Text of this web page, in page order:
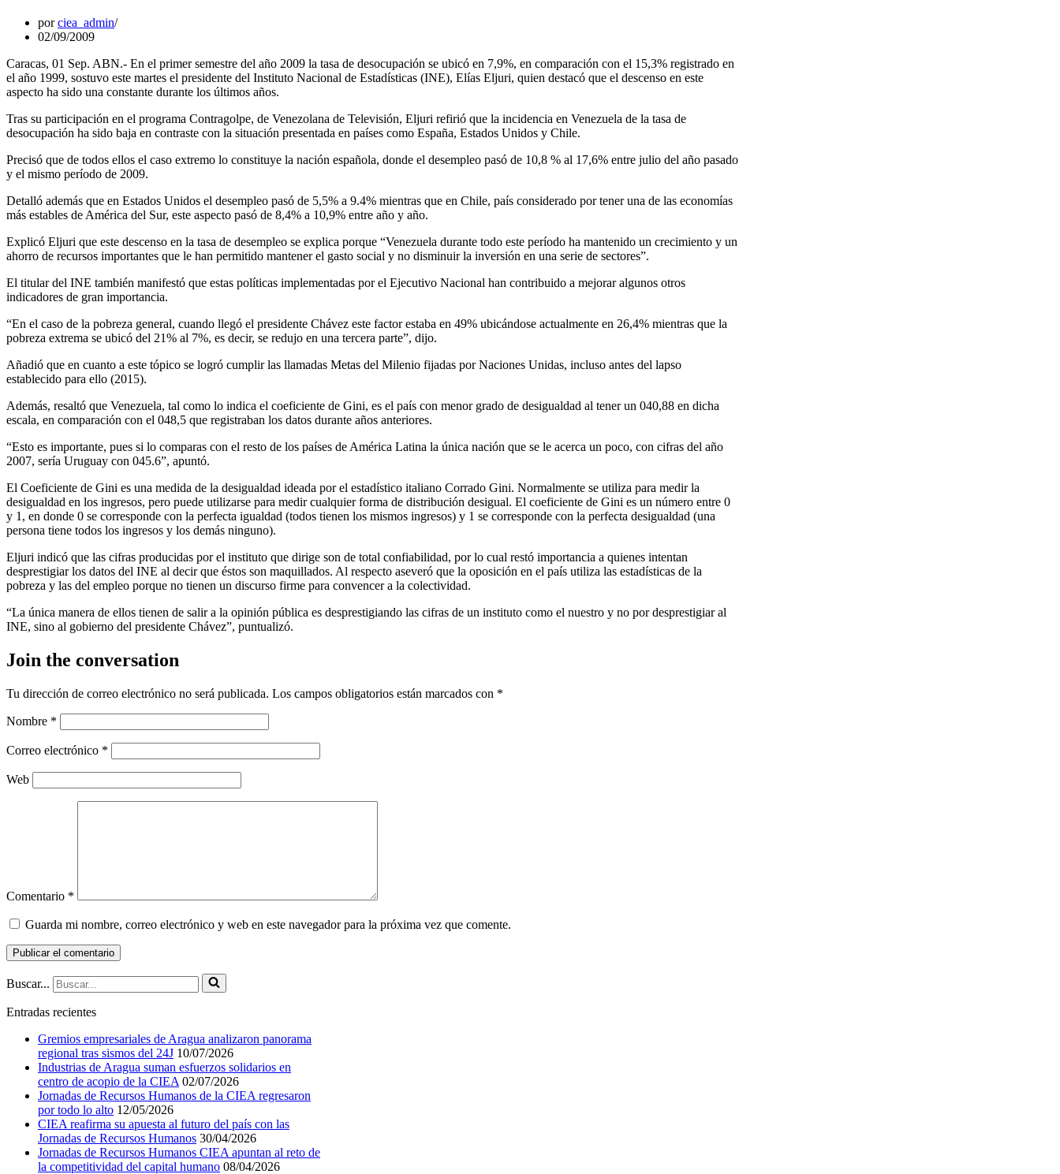
porciea_admin
02/09/2009
Caracas, 01 Sep. ABN.- En el primer semestre del año 2009 la tasa de desocupación se ubicó en 7,9%, en comparación con el 15,3% registrado en
el año 1999, sostuvo este martes el presidente del Instituto Nacional de Estadísticas (INE), Elías Eljuri, quien destacó que el descenso en este
aspecto ha sido una constante durante los últimos años.
Tras su participación en el programa Contragolpe, de Venezolana de Televisión, Eljuri refirió que la incidencia en Venezuela de la tasa de
desocupación ha sido baja en contraste con la situación presentada en países como España, Estados Unidos y Chile.
Precisó que de todos ellos el caso extremo lo constituye la nación española, donde el desempleo pasó de 10,8 % al 17,6% entre julio del año pasado
y el mismo período de 2009.
Detalló además que en Estados Unidos el desempleo pasó de 5,5% a 9.4% mientras que en Chile, país considerado por tener una de las economías
más estables de América del Sur, este aspecto pasó de 8,4% a 10,9% entre año y año.
Explicó Eljuri que este descenso en la tasa de desempleo se explica porque “Venezuela durante todo este período ha mantenido un crecimiento y un
ahorro de recursos importantes que le han permitido mantener el gasto social y no disminuir la inversión en una serie de sectores”.
El titular del INE también manifestó que estas políticas implementadas por el Ejecutivo Nacional han contribuido a mejorar algunos otros
indicadores de gran importancia.
“En el caso de la pobreza general, cuando llegó el presidente Chávez este factor estaba en 49% ubicándose actualmente en 26,4% mientras que la
pobreza extrema se ubicó del 21% al 7%, es decir, se redujo en una tercera parte”, dijo.
Añadió que en cuanto a este tópico se logró cumplir las llamadas Metas del Milenio fijadas por Naciones Unidas, incluso antes del lapso
establecido para ello (2015).
Además, resaltó que Venezuela, tal como lo indica el coeficiente de Gini, es el país con menor grado de desigualdad al tener un 040,88 en dicha
escala, en comparación con el 048,5 que registraban los datos durante años anteriores.
“Esto es importante, pues si lo comparas con el resto de los países de América Latina la única nación que se le acerca un poco, con cifras del año
2007, sería Uruguay con 045.6”, apuntó.
El Coeficiente de Gini es una medida de la desigualdad ideada por el estadístico italiano Corrado Gini. Normalmente se utiliza para medir la
desigualdad en los ingresos, pero puede utilizarse para medir cualquier forma de distribución desigual. El coeficiente de Gini es un número entre 0
y 1, en donde 0 se corresponde con la perfecta igualdad (todos tienen los mismos ingresos) y 1 se corresponde con la perfecta desigualdad (una
persona tiene todos los ingresos y los demás ninguno).
Eljuri indicó que las cifras producidas por el instituto que dirige son de total confiabilidad, por lo cual restó importancia a quienes intentan
desprestigiar los datos del INE al decir que éstos son maquillados. Al respecto aseveró que la oposición en el país utiliza las estadísticas de la
pobreza y las del empleo porque no tienen un discurso firme para convencer a la colectividad.
“La única manera de ellos tienen de salir a la opinión pública es desprestigiando las cifras de un instituto como el nuestro y no por desprestigiar al
INE, sino al gobierno del presidente Chávez”, puntualizó.
Join the conversation
Tu dirección de correo electrónico no será publicada. Los campos obligatorios están marcados con *
Nombre *
Correo electrónico *
Web
Comentario *
Guarda mi nombre, correo electrónico y web en este navegador para la próxima vez que comente.
Buscar...
Entradas recientes
Gremios empresariales de Aragua analizaron panorama
regional tras sismos del 24J 10/07/2026
Industrias de Aragua suman esfuerzos solidarios en
centro de acopio de la CIEA 02/07/2026
Jornadas de Recursos Humanos de la CIEA regresaron
por todo lo alto 12/05/2026
CIEA reafirma su apuesta al futuro del país con las
Jornadas de Recursos Humanos 30/04/2026
Jornadas de Recursos Humanos CIEA apuntan al reto de
la competitividad del capital humano 08/04/2026